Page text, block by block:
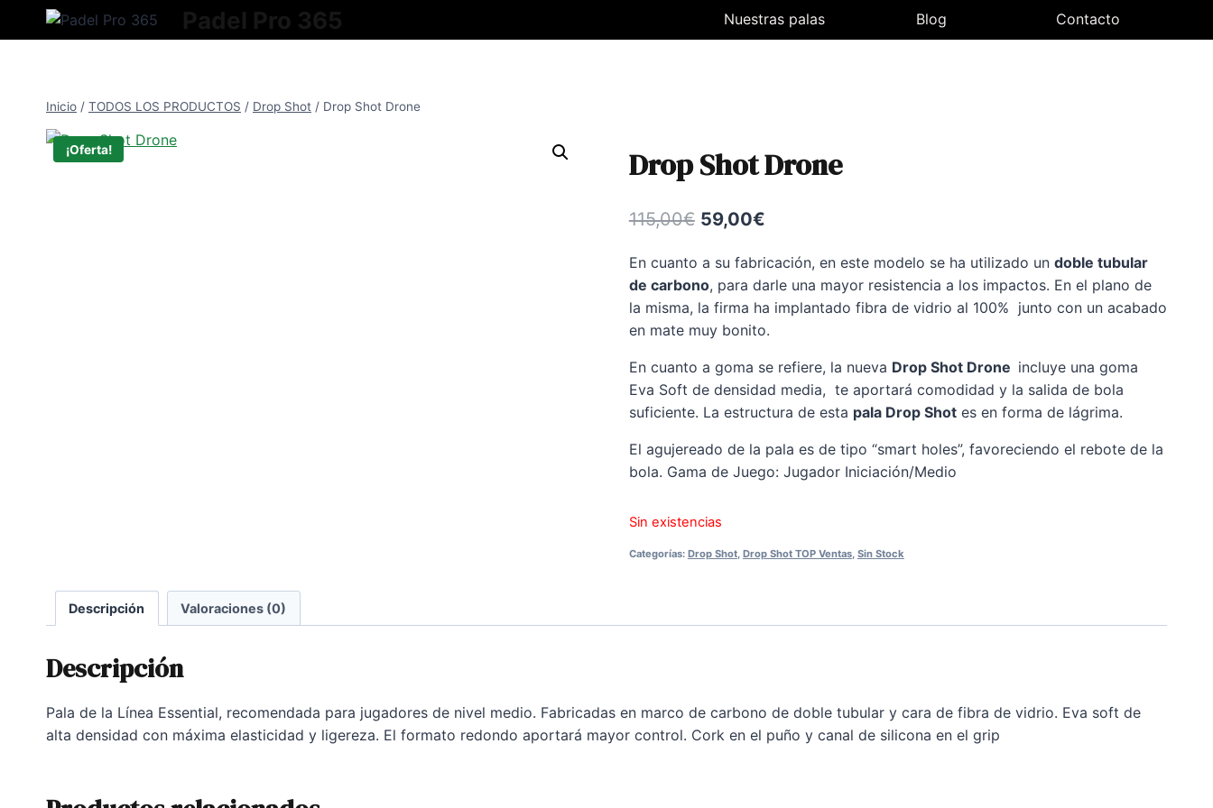
Nuestras palas Blog Contacto
Inicio / TODOS LOS PRODUCTOS / Drop Shot / Drop Shot Drone
¡Oferta! Drop Shot Drone
115,00€ El
original
era:
115,00€.
59,00€El
actual
es:
59,00€.
En cuanto a su fabricación, en este modelo se ha utilizado un doble tubular
de carbono, para darle una mayor resistencia a los impactos. En el plano de
la misma, la firma ha implantado fibra de vidrio al 100% junto con un acabado
en mate muy bonito.
En cuanto a goma se refiere, la nueva Drop Shot Drone incluye una goma
Eva Soft de densidad media, te aportará comodidad y la salida de bola
suficiente. La estructura de esta pala Drop Shotes en forma de lágrima.
El agujereado de la pala es de tipo “smart holes”, favoreciendo el rebote de la
bola. Gama de Juego: Jugador Iniciación/Medio
Sin existencias
Categorías: Drop Shot, Drop Shot TOP Ventas, Sin Stock
Descripción Valoraciones (0)
Descripción
Pala de la Línea Essential, recomendada para jugadores de nivel medio. Fabricadas en marco de carbono de doble tubular y cara de fibra de vidrio. Eva soft de
alta densidad con máxima elasticidad y ligereza. El formato redondo aportará mayor control. Cork en el puño y canal de silicona en el grip